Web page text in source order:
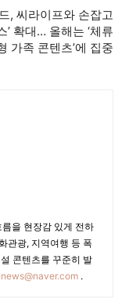
, 씨라이프와 손잡고
’ 확대… 올해는 ‘체류
가족 콘텐츠’에 집중
을 현장감 있게 전하
관광, 지역여행 등 폭
콘텐츠를 꾸준히 발
.